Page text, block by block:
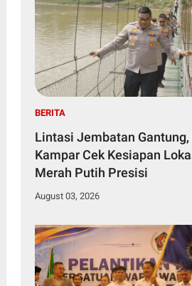
BERITA
Lintasi Jembatan
Kampar Cek Kesiapan
Merah Putih Presisi
August 03, 2026